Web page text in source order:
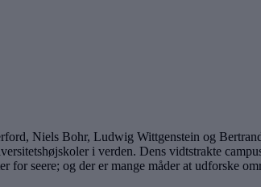
Niels Bohr, Ludwig Wittgenstein og
i verden. Dens vidtstrakte
seere; og der er mange måder at udforske